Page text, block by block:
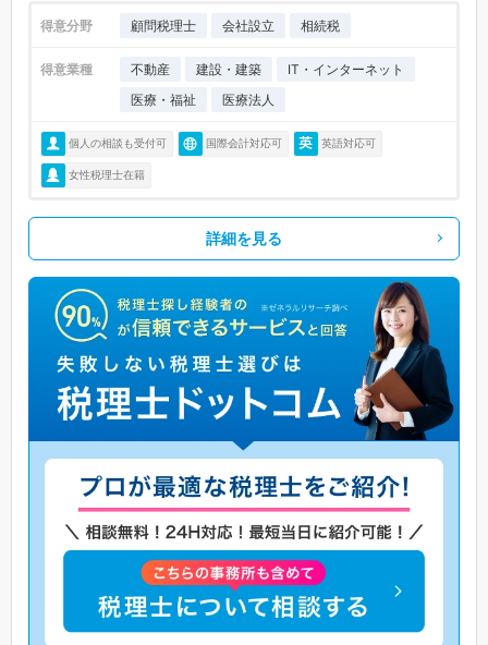
得意分野 顧問税理士 会社設立 相続税
得意業種 不動産 建設・建築
IT・インターネット
医療・福祉
医療法人
個人の相談も受付可 国際会計対応可 英語対応可
女性税理士在籍
詳細を見る